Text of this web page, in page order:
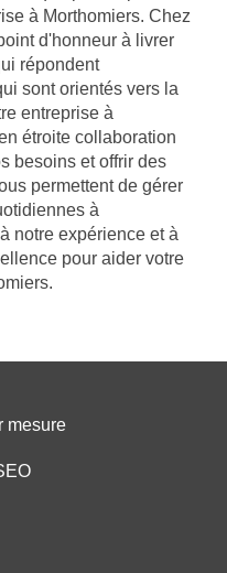
à Morthomiers. Chez
d'honneur à livrer
répondent
sont orientés vers la
entreprise à
étroite collaboration
besoins et offrir des
permettent de gérer
à
notre expérience et à
pour aider votre
mesure